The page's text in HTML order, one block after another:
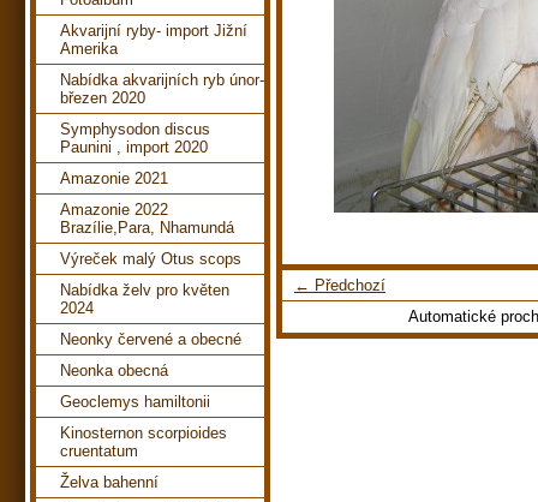
← Předchozí
Automatické
Akvarijní ryby- import Jižní
Amerika
Nabídka akvarijních ryb únor-
březen 2020
Symphysodon discus
Paunini , import 2020
Amazonie 2021
Amazonie 2022
Brazílie,Para, Nhamundá
Výreček malý Otus scops
Nabídka želv pro květen
2024
Neonky červené a obecné
Neonka obecná
Geoclemys hamiltonii
Kinosternon scorpioides
cruentatum
Želva bahenní